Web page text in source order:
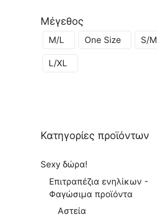
Μέγεθος
M/L One Size S/M
L/XL
Κατηγορίες προϊόντων
Sexy δώρα!
Επιτραπέζια ενηλίκων -
Φαγώσιμα προϊόντα
Αστεία